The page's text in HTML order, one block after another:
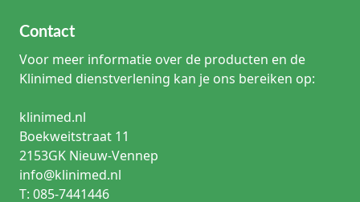
Contact
Voor meer informatie over de producten en de
Klinimed dienstverlening kan je ons bereiken op:
klinimed.nl
Boekweitstraat 11
2153GK Nieuw-Vennep
info@klinimed.nl
T: 085-7441446